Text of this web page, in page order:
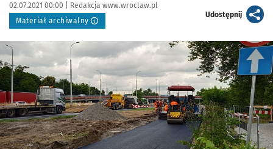
Data publikacji:
02.07.2021 00:00 | Autor:
Redakcja www.wroclaw.pl
Materiał archiwalny
Udostępnijartykuł
Kliknij, aby powiększyć